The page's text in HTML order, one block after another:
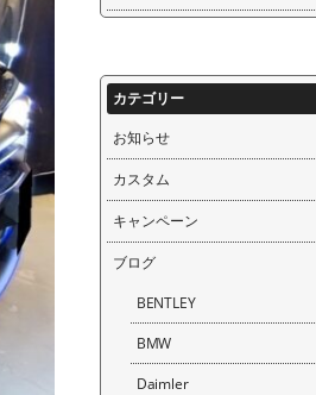
カテゴリー
お知らせ
カスタム
キャンペーン
ブログ
BENTLEY
BMW
Daimler